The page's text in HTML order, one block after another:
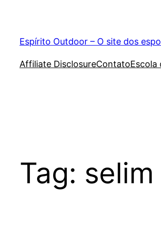
Espírito Outdoor – O site dos
Affiliate DisclosureContatoEscola
Tag: selim